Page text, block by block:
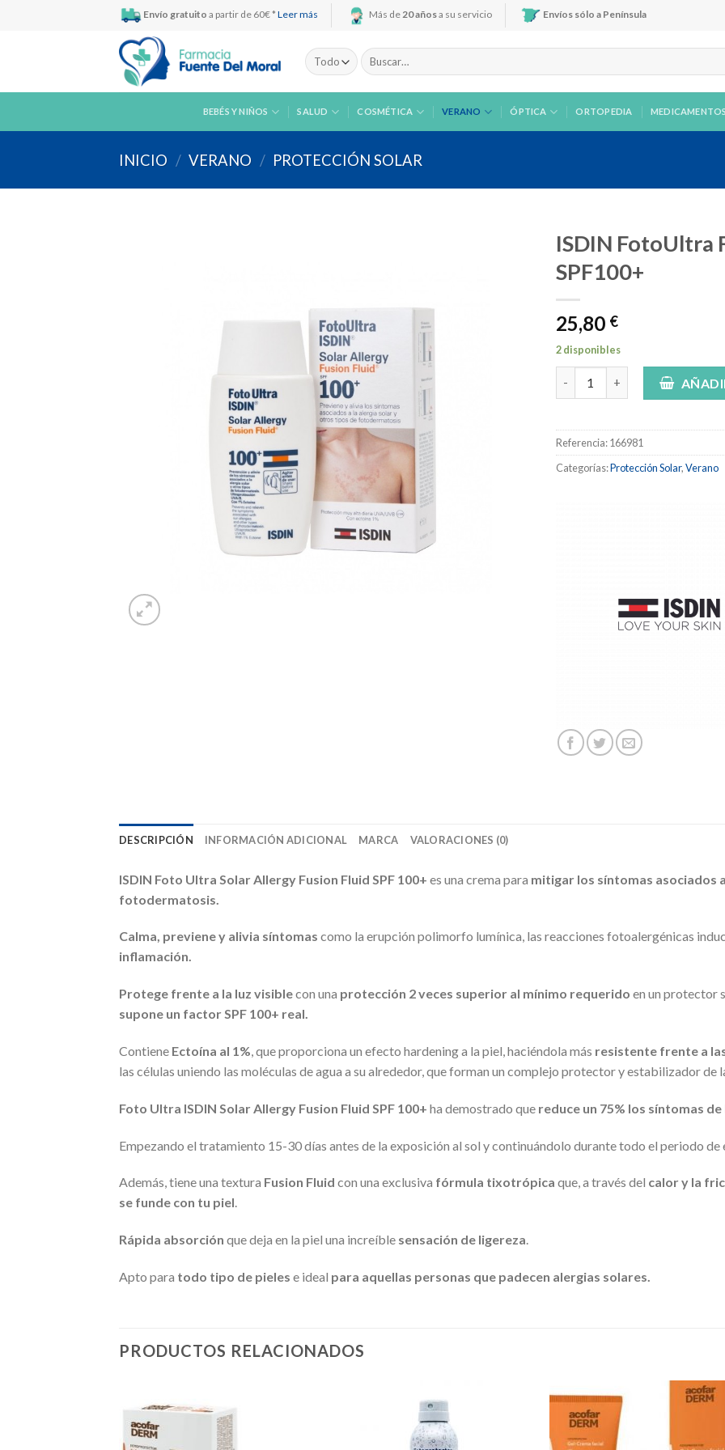
Envío gratuito a partir de 60€ * Leer más Más de20 añosa su servicio Envíos sólo a Península
Buscar
por:
BEBÉS Y NIÑOS SALUD COSMÉTICA VERANO ÓPTICA ORTOPEDIA MEDICAMENTOS
INICIO / VERANO / PROTECCIÓN SOLAR
ISDIN FotoUltra
SPF100+
25,80 €
2 disponibles
ISDIN FotoUltra Fusion Fluid
Referencia:166981
Categorías:Protección Solar,Verano
DESCRIPCIÓN INFORMACIÓN ADICIONAL MARCA VALORACIONES (0)
ISDIN Foto Ultra Solar Allergy Fusion Fluid SPF 100+ es una crema para mitigar los síntomas asociados
fotodermatosis.
Calma, previene y alivia síntomas como la erupción polimorfo lumínica, las reacciones fotoalergénicas
inflamación.
Protege frente a la luz visiblecon una protección 2 veces superior al mínimo requerido en un protector
supone un factor SPF 100+ real.
Contiene Ectoína al 1%, que proporciona un efecto hardening a la piel, haciéndola más resistente frente a
las células uniendo las moléculas de agua a su alrededor, que forman un complejo protector y estabilizador de
Foto Ultra ISDIN Solar Allergy Fusion Fluid SPF 100+ ha demostrado que reduce un 75% los síntomas
Empezando el tratamiento 15-30 días antes de la exposición al sol y continuándolo durante todo el periodo de
Además, tiene una textura Fusion Fluid con una exclusiva fórmula tixotrópica que, a través del calor y la
se funde con tu piel.
Rápida absorción que deja en la piel una increíble sensación de ligereza.
Apto para todo tipo de pieles e ideal para aquellas personas que padecen alergias solares.
PRODUCTOS RELACIONADOS